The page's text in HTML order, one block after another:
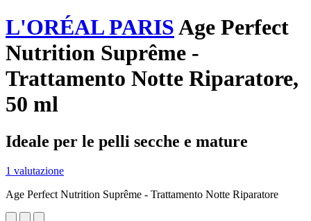
L'ORÉAL PARISAge Perfect
Nutrition Suprême -
Trattamento Notte Riparatore,
50 ml
Ideale per le pelli secche e mature
1 valutazione
Age Perfect Nutrition Suprême - Trattamento Notte Riparatore